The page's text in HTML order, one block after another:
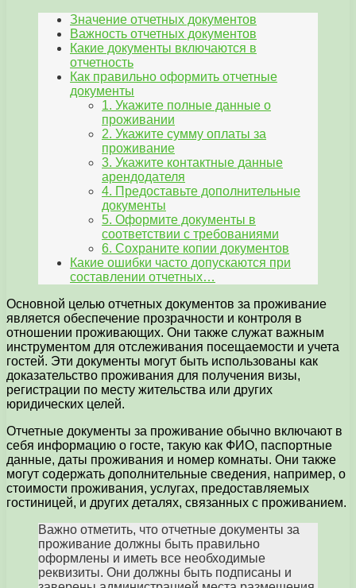
Значение отчетных документов
Важность отчетных документов
Какие документы включаются в
отчетность
Как правильно оформить отчетные
документы
1. Укажите полные данные о
проживании
2. Укажите сумму оплаты за
проживание
3. Укажите контактные данные
арендодателя
4. Предоставьте дополнительные
документы
5. Оформите документы в
соответствии с требованиями
6. Сохраните копии документов
Какие ошибки часто допускаются при
составлении отчетных…
Основной целью отчетных документов за проживание
является обеспечение прозрачности и контроля в
отношении проживающих. Они также служат важным
инструментом для отслеживания посещаемости и учета
гостей. Эти документы могут быть использованы как
доказательство проживания для получения визы,
регистрации по месту жительства или других
юридических целей.
Отчетные документы за проживание обычно включают в
себя информацию о госте, такую как ФИО, паспортные
данные, даты проживания и номер комнаты. Они также
могут содержать дополнительные сведения, например, о
стоимости проживания, услугах, предоставляемых
гостиницей, и других деталях, связанных с проживанием.
Важно отметить, что отчетные документы за
проживание должны быть правильно
оформлены и иметь все необходимые
реквизиты. Они должны быть подписаны и